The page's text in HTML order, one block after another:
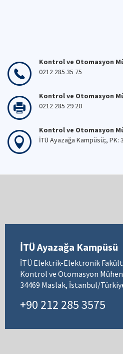
Kontrol ve Otomasyon
0212 285 35 75
Kontrol ve Otomasyon
0212 285 29 20
Kontrol ve Otomasyon
İTÜ Ayazağa Kampüsü;,
İTÜ Ayazağa Kampüsü
İTÜ Elektrik-Elektronik
Kontrol ve Otomasyon
34469 Maslak, İstanbul/
+90 212 285 3575